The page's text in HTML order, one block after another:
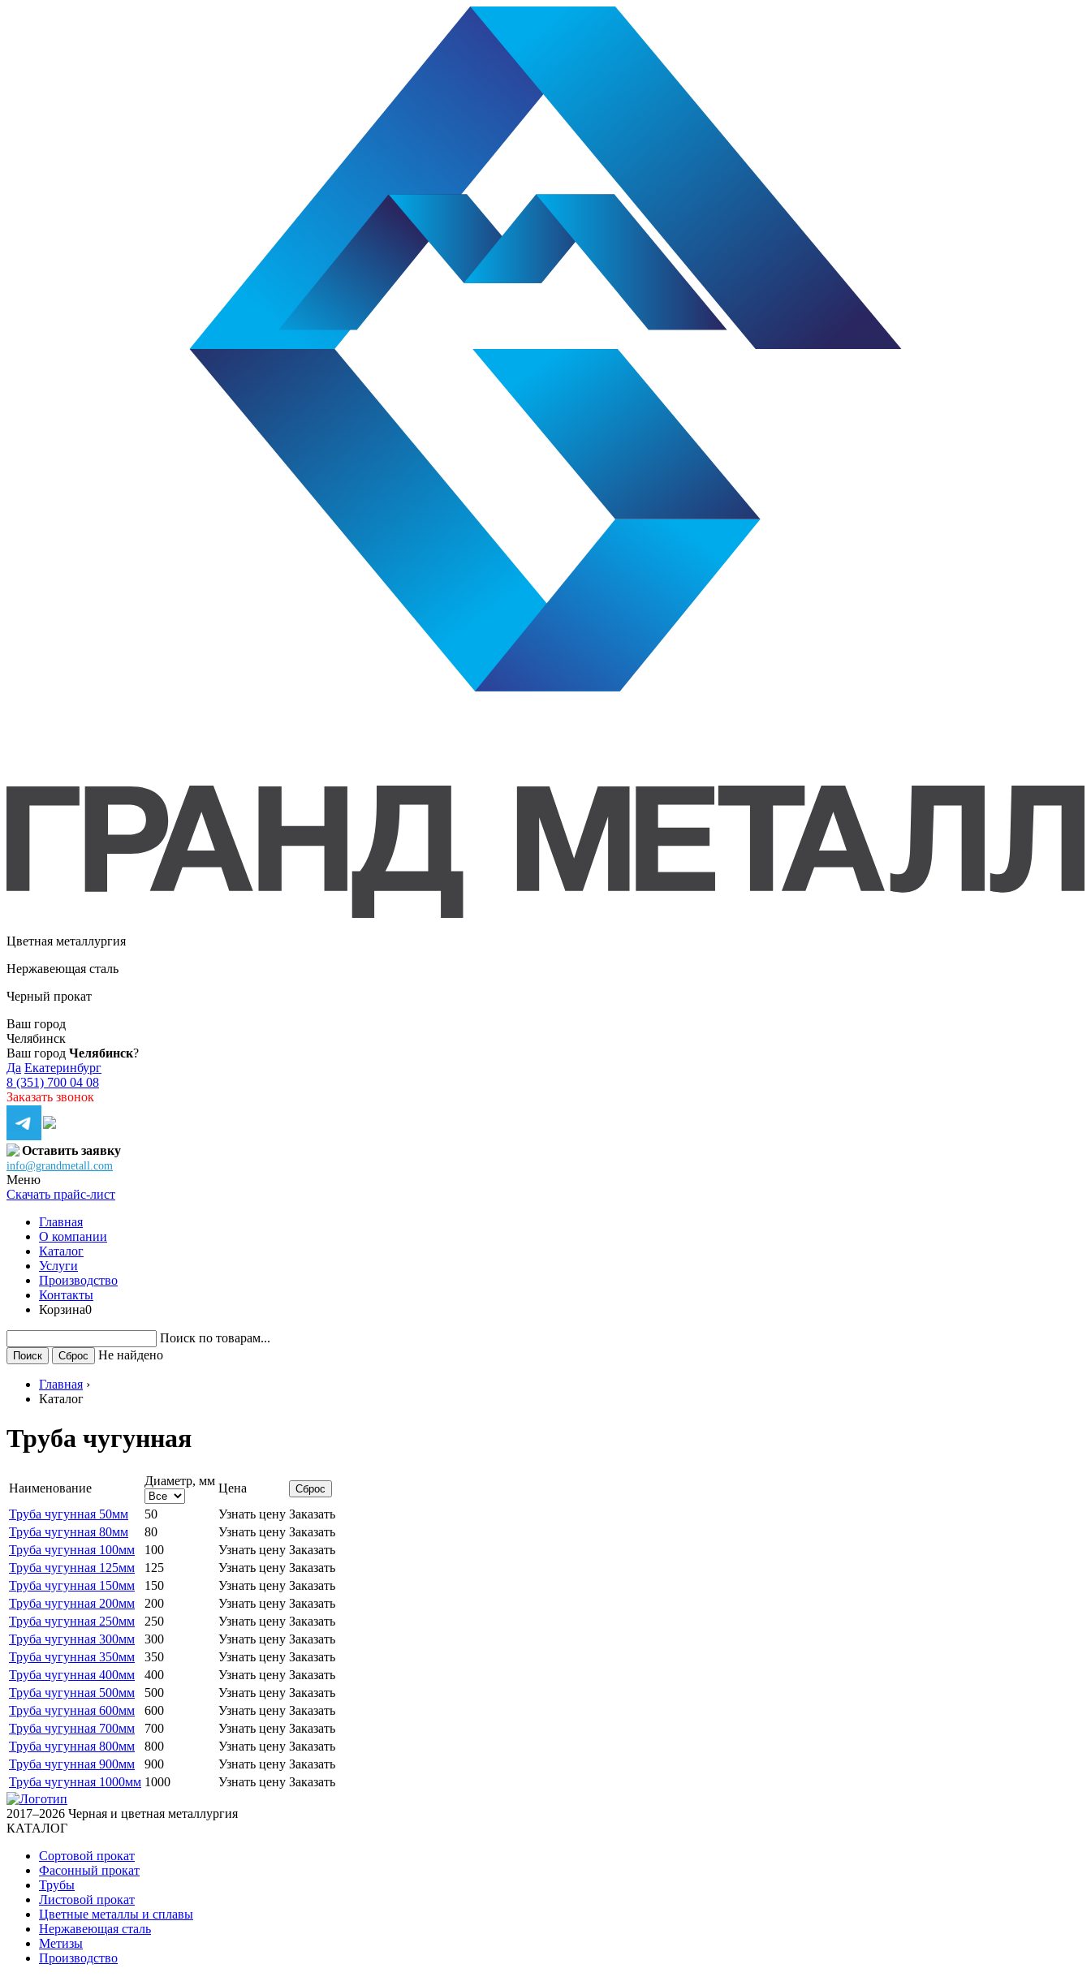
Цветная металлургия
Нержавеющая сталь
Черный прокат
Ваш город
Челябинск
Ваш город Челябинск?
Да Екатеринбург
8 (351) 700 04 08
Заказать звонок
Оставить заявку
info@grandmetall.com
Меню
Скачать прайс-лист
Главная
О компании
Каталог
Услуги
Производство
Контакты
Корзина0
Поиск по товарам...
Не найдено
Главная ›
Каталог
Труба чугунная
Наименование
Диаметр, мм
Цена Сброс
Труба чугунная 50мм 50 Узнать цену Заказать
Труба чугунная 80мм
80 Узнать цену Заказать
Труба чугунная 100мм
100 Узнать цену Заказать
Труба чугунная 125мм
125 Узнать цену Заказать
Труба чугунная 150мм
150 Узнать цену Заказать
Труба чугунная 200мм
200 Узнать цену Заказать
Труба чугунная 250мм
250 Узнать цену Заказать
Труба чугунная 300мм
300 Узнать цену Заказать
Труба чугунная 350мм
350 Узнать цену Заказать
Труба чугунная 400мм
400 Узнать цену Заказать
Труба чугунная 500мм
500 Узнать цену Заказать
Труба чугунная 600мм
600 Узнать цену Заказать
Труба чугунная 700мм
700 Узнать цену Заказать
Труба чугунная 800мм
800 Узнать цену Заказать
Труба чугунная 900мм
900 Узнать цену Заказать
Труба чугунная 1000мм 1000 Узнать цену Заказать
2017–2026 Черная и цветная металлургия
КАТАЛОГ
Сортовой прокат
Фасонный прокат
Трубы
Листовой прокат
Цветные металлы и сплавы
Нержавеющая сталь
Метизы
Производство